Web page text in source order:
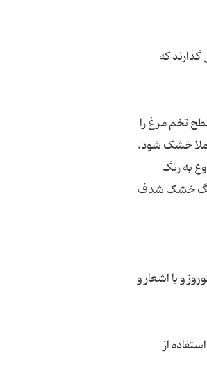
که
تخم مرغ را
خشک شود.
به رنگ
رنگ خشک شدف
و یا اشعار و
از